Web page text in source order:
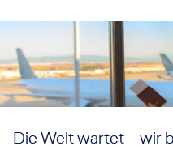
Die Welt wartet – wir